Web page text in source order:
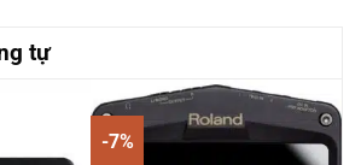
tự
-7%